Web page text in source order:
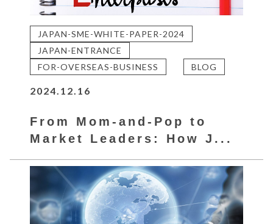
JAPAN-SME-WHITE-PAPER-2024
JAPAN-ENTRANCE
FOR-OVERSEAS-BUSINESS
BLOG
2024.12.16
From Mom-and-Pop to
Market Leaders: How J...